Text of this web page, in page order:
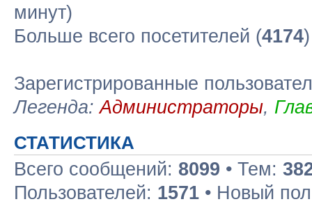
минут)
Больше всего посетителей (4174
Зарегистрированные
Легенда:Администраторы,
СТАТИСТИКА
Всего сообщений: 8099 • Тем:
Пользователей: 1571 • Новый